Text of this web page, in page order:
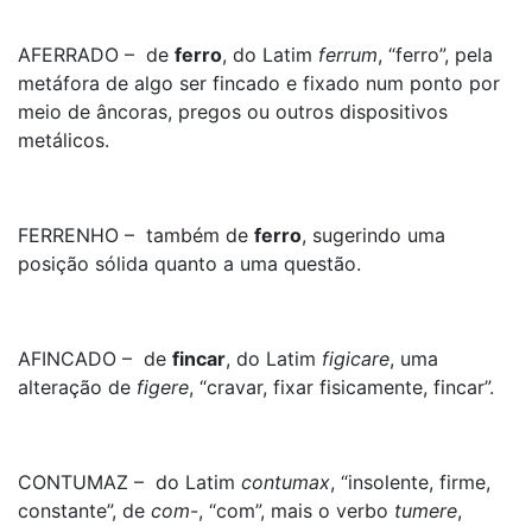
AFERRADO – de ferro, do Latim ferrum, “ferro”, pela
metáfora de algo ser fincado e fixado num ponto por
meio de âncoras, pregos ou outros dispositivos
metálicos.
FERRENHO – também de ferro, sugerindo uma
posição sólida quanto a uma questão.
AFINCADO – de fincar, do Latim figicare, uma
alteração de figere, “cravar, fixar fisicamente, fincar”.
CONTUMAZ – do Latim contumax, “insolente, firme,
constante”, de com-, “com”, mais o verbo tumere,